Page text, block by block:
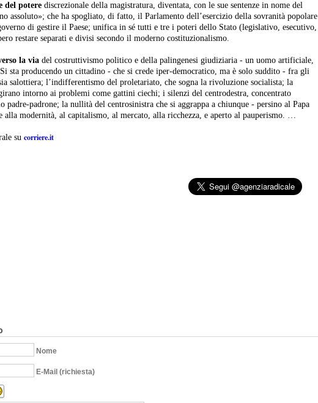
del potere discrezionale della magistratura, diventata, con le sue sentenze in nome del
assoluto»; che ha spogliato, di fatto, il Parlamento dell’esercizio della sovranità popolare
di gestire il Paese; unifica in sé tutti e tre i poteri dello Stato (legislativo, esecutivo,
restare separati e divisi secondo il moderno costituzionalismo.
la via del costruttivismo politico e della palingenesi giudiziaria - un uomo artificiale,
sta producendo un cittadino - che si crede iper-democratico, ma è solo suddito - fra gli
salottiera; l’indifferentismo del proletariato, che sogna la rivoluzione socialista; la
intorno ai problemi come gattini ciechi; i silenzi del centrodestra, concentrato
padre-padrone; la nullità del centrosinistra che si aggrappa a chiunque - persino al Papa
alla modernità, al capitalismo, al mercato, alla ricchezza, e aperto al pauperismo. …
su corriere.it
Nome
E-Mail (richiesta)